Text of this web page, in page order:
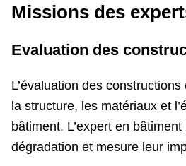
Missions des
Evaluation des
L’évaluation des
la structure, les matériaux et
bâtiment. L’expert en
dégradation et mesure leur